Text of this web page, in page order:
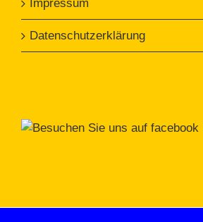
Impressum
Datenschutzerklärung